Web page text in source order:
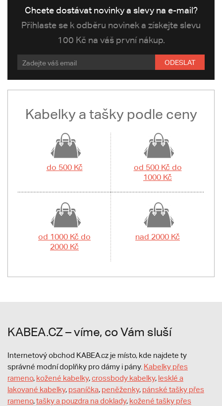
Chcete dostávat novinky a slevy na e-mail?
Přihlaste se k odběru novinek a získejte slevu
100 Kč na váš první nákup.
ODESLAT
Kabelky a tašky podle ceny
do 500 Kč
od 500 Kč do
1000 Kč
od 1000 Kč do
2000 Kč
nad 2000 Kč
KABEA.CZ – víme, co Vám sluší
Internetový obchod KABEA.cz je místo, kde najdete ty
správné modní doplňky pro dámy i pány. Kabelky přes
rameno, kožené kabelky,crossbody kabelky, lesklé a
lakované kabelky, psaníčka, peněženky, pánské tašky přes
rameno,tašky a pouzdra na doklady, kožené tašky přes